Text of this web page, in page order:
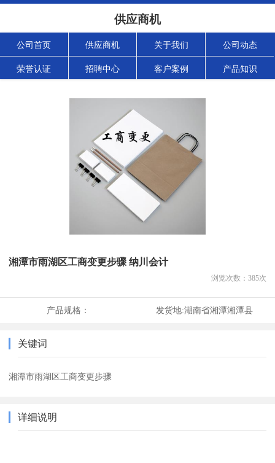
供应商机
公司首页 供应商机 关于我们 公司动态
荣誉认证 招聘中心 客户案例 产品知识
湘潭市雨湖区工商变更步骤 纳川会计
浏览次数： 385次
产品规格： 发货地:湖南省湘潭湘潭县
关键词
湘潭市雨湖区工商变更步骤
详细说明